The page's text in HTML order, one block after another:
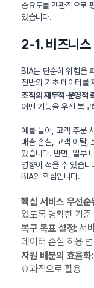
중요도를 객관적으로
있습니다.
2-1. 비즈니스
BIA는 단순히 위험을
전반의 기초 데이터를
조직의 재무적·운영적
어떤 기능을 우선 복
예를 들어, 고객 주문
매출 손실, 고객 이탈,
있습니다. 반면, 일부
영향이 적을 수 있습
BIA의 핵심입니다.
핵심 서비스 우선순
있도록 명확한 기준
복구 목표 설정:서
데이터 손실 허용
자원 배분의 효율화:
효과적으로 활용